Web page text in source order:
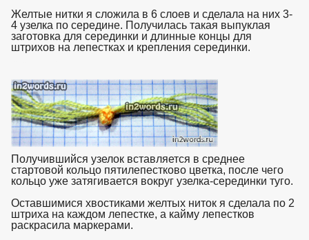
Желтые нитки я сложила в 6 слоев и сделала на них 3-
4 узелка по середине. Получилась такая выпуклая
заготовка для серединки и длинные концы для
штрихов на лепестках и крепления серединки.
Получившийся узелок вставляется в среднее
стартовой кольцо пятилепестково цветка, после чего
кольцо уже затягивается вокруг узелка-серединки туго.
Оставшимися хвостиками желтых ниток я сделала по 2
штриха на каждом лепестке, а кайму лепестков
раскрасила маркерами.